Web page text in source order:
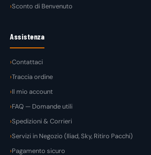
Sconto di Benvenuto
Assistenza
Contattaci
Traccia ordine
Il mio account
FAQ — Domande utili
Spedizioni & Corrieri
Servizi in Negozio (Iliad, Sky, Ritiro Pacchi)
Pagamento sicuro